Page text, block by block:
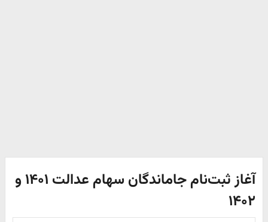
آغاز ثبت‌نام جاماندگان سهام عدالت ۱۴۰۱ و
۱۴۰۲